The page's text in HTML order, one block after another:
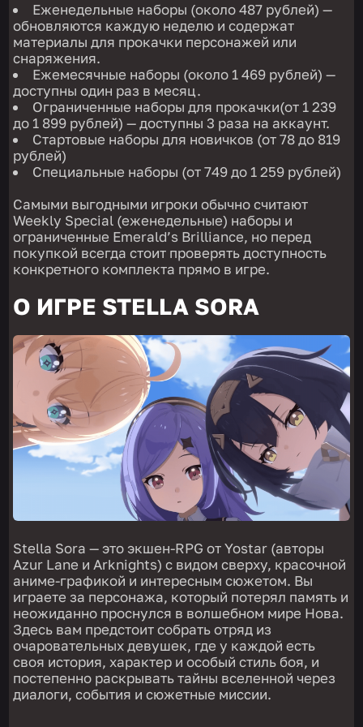
Еженедельные наборы (около 487 рублей) —
обновляются каждую неделю и содержат
материалы для прокачки персонажей или
снаряжения.
Ежемесячные наборы (около 1 469 рублей) —
доступны один раз в месяц.
Ограниченные наборы для прокачки(от 1 239
до 1 899 рублей) — доступны 3 раза на аккаунт.
Стартовые наборы для новичков (от 78 до 819
рублей)
Специальные наборы (от 749 до 1 259 рублей)
Самыми выгодными игроки обычно считают
Weekly Special (еженедельные) наборы и
ограниченные Emerald’s Brilliance, но перед
покупкой всегда стоит проверять доступность
конкретного комплекта прямо в игре.
О ИГРЕ STELLA SORA
Stella Sora — это экшен-RPG от Yostar (авторы
Azur Lane и Arknights) с видом сверху, красочной
аниме-графикой и интересным сюжетом. Вы
играете за персонажа, который потерял память и
неожиданно проснулся в волшебном мире Нова.
Здесь вам предстоит собрать отряд из
очаровательных девушек, где у каждой есть
своя история, характер и особый стиль боя, и
постепенно раскрывать тайны вселенной через
диалоги, события и сюжетные миссии.